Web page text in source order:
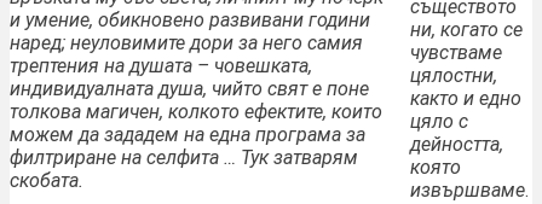
съществото
ни, когато се
чувстваме
цялостни,
както и едно
цяло с
дейността,
която
извършваме.
и умение, обикновено развивани години
наред; неуловимите дори за него самия
трептения на душата – човешката,
индивидуалната душа, чийто свят е поне
толкова магичен, колкото ефектите, които
можем да зададем на една програма за
филтриране на селфита … Тук затварям
скобата.